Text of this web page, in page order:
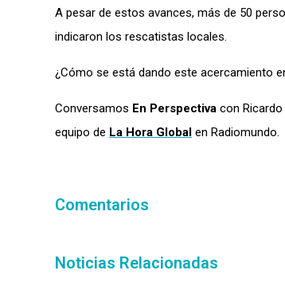
A pesar de estos avances, más de 50
indicaron los rescatistas locales.
¿Cómo se está dando este acercamiento
Conversamos En Perspectiva con
equipo de La Hora Global en Radiomundo.
Comentarios
Noticias Relacionadas